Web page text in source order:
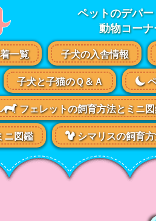
ペットのデパ
動物コーナ
一覧 子犬の入舎情報
子犬と子猫のＱ＆Ａ
フェレットの飼育方法とミニ
ニ図鑑 シマリスの飼育方